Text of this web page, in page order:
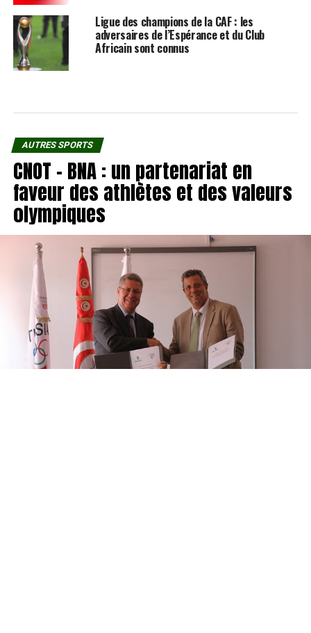
Ligue des champions de la CAF : les
adversaires de l’Espérance et du Club
Africain sont connus
AUTRES SPORTS
CNOT – BNA : un partenariat en
faveur des athlètes et des valeurs
olympiques